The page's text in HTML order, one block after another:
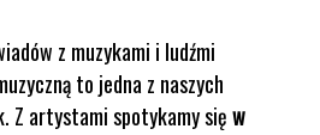
z muzykami i ludźmi
to jedna z naszych
Z artystami spotykamy sięw